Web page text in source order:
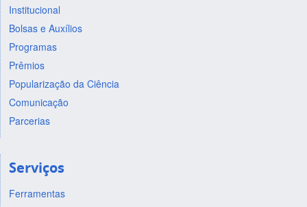
Institucional
Bolsas e Auxílios
Programas
Prêmios
Popularização da Ciência
Comunicação
Parcerias
Serviços
Ferramentas